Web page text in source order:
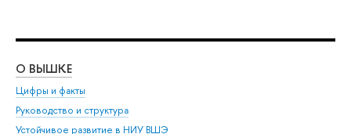
О ВЫШКЕ
Цифры и факты
Руководство и структура
Устойчивое развитие в НИУ ВШЭ